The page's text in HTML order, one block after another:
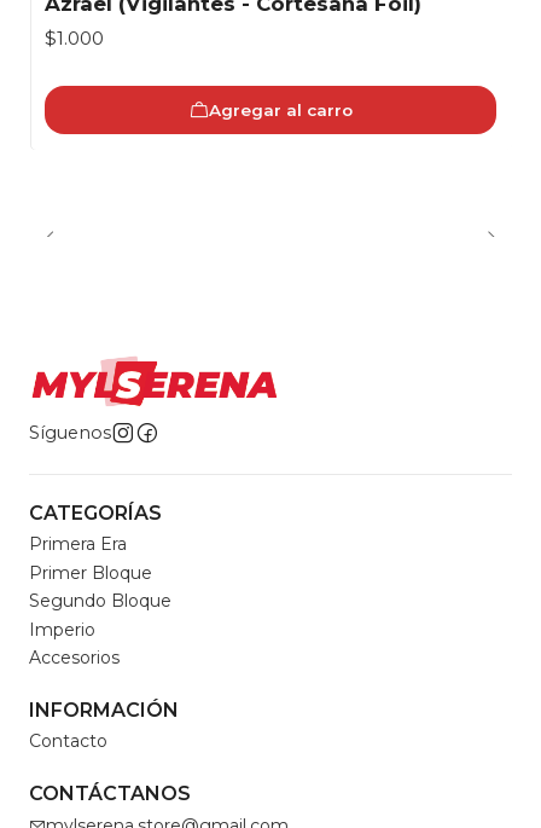
$1.000
Agregar al carro
Síguenos
CATEGORÍAS
Primera Era
Primer Bloque
Segundo Bloque
Imperio
Accesorios
INFORMACIÓN
Contacto
CONTÁCTANOS